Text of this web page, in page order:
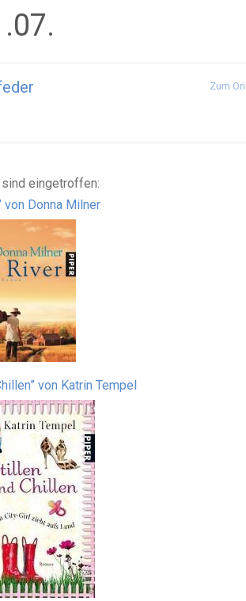
Zum
eingetroffen:
von Donna Milner
von Katrin Tempel